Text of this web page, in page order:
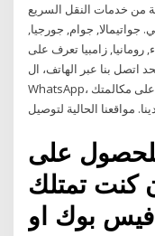
من خدمات النقل السريع
جواتيمالا, جوام, جورجيا,
رومانيا, زامبيا تعرف على
اتصل بنا عبر الهاتف، ال
WhatsApp، دردشة أو البريد الإلكتروني، وسوف نحاول الرد على مكالمتك
على
كنت تمتلك
بوك او